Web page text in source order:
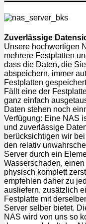
Zuverlässige
Unsere hochwertigen
mehrere Festplatten
dass die Daten, die
abspeichern, immer
Festplatten
Fällt eine der
ganz einfach
Daten stehen noch
Verfügung: Eine NAS
und zuverlässige
berücksichtigen wir
den relativ
Server durch ein
Wasserschaden,
physisch komplett
empfehlen daher zu
ausliefern, zusätzlich
Festplatte mit
Server selber bietet.
NAS wird von uns so